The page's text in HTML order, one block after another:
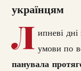
українцям
Л ипневі
умови по
панувала